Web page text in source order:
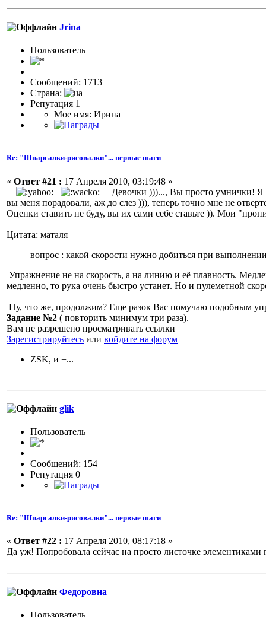
Jrina
Пользовaтeль
Сообщений: 1713
Страна:
Репутация 1
Мое имя: Ирина
Re: "Шпаргалки-рисовалки"... первые шаги
« Ответ #21 : 17 Апреля 2010, 03:19:48 »
Девочки )))..., Вы просто умнички! Я
вы меня порадовали, аж до слез ))), теперь точно мне не
Оценки ставить не буду, вы их сами себе ставьте )). Мои
Цитата: маталя
вопрос : какой скорости нужно добиться при
Упражнение не на скорость, а на линию и её плавность.
медленно, то рука очень быстро устанет. Но и пулеметной
Ну, что же, продолжим? Еще разок Вас помучаю подобным
Задание №2 ( повторить минимум три раза).
Вам не разрешено просматривать ссылки
Зарегистрируйтесь или войдите на форум
ZSK, и +...
glik
Пользовaтeль
Сообщений: 154
Репутация 0
Re: "Шпаргалки-рисовалки"... первые шаги
« Ответ #22 : 17 Апреля 2010, 08:17:18 »
Да уж! Попробовала сейчас на просто листочке
Федоровна
Пользовaтeль